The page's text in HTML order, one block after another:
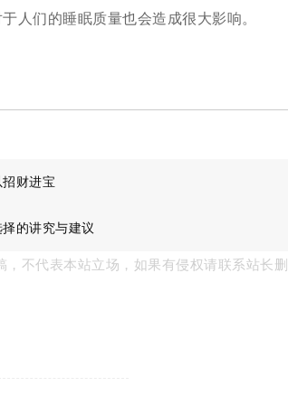
人们的睡眠质量也会造成很大影响。
财进宝
的讲究与建议
，不代表本站立场，如果有侵权请联系站长